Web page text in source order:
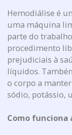
Hemodiálise é
uma máquina
parte do
procedimento
prejudiciais à
líquidos.
o corpo a
sódio, potássio,
Como funciona